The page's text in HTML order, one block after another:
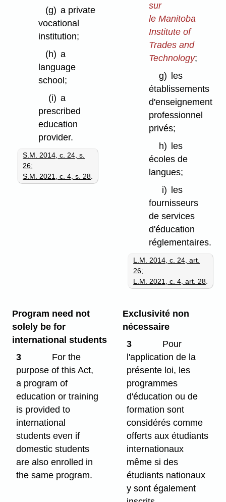
(g) a private
vocational
institution;
(h) a
language
school;
(i) a
prescribed
education
provider.
S.M. 2014, c. 24, s.
26;
S.M. 2021, c. 4, s. 28.
sur
le Manitoba
Institute of
Trades and
Technology;
g)
les
établissements
d'enseignement
professionnel
privés;
h) les
écoles de
langues;
i) les
fournisseurs
de services
d'éducation
réglementaires.
L.M. 2014, c. 24, art.
26;
L.M. 2021, c. 4, art. 28.
Program need not
solely be for
international students
3
For the
purpose of this Act,
a program of
education or training
is provided to
international
students even if
domestic students
are also enrolled in
the same program.
Exclusivité non
nécessaire
3
Pour
l'application de la
présente loi, les
programmes
d'éducation ou de
formation sont
considérés comme
offerts aux étudiants
internationaux
même si des
étudiants nationaux
y sont également